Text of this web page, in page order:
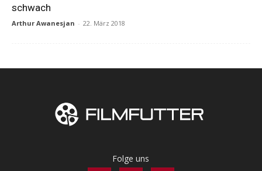
schwach
Arthur Awanesjan - 22. März 2018
Folge uns